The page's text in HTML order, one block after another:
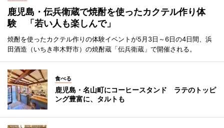
鹿児島・伝兵衛蔵で焼酎を使ったカクテル作り体
験 「若い人も楽しんで」
焼酎を使ったカクテル作りの体験イベントが5月3日～6日の4日間、浜
田酒造（いちき串木野市）の焼酎蔵「伝兵衛蔵」で開催される。
食べる
鹿児島・名山町にコーヒースタンド ラテのトッピ
ング豊富に、タルトも